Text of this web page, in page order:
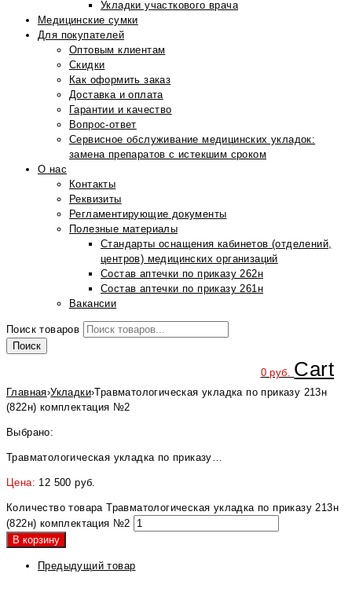
Укладки участкового врача
Медицинские сумки
Для покупателей
Оптовым клиентам
Скидки
Как оформить заказ
Доставка и оплата
Гарантии и качество
Вопрос-ответ
Сервисное обслуживание медицинских укладок:
замена препаратов с истекшим сроком
О нас
Контакты
Реквизиты
Регламентирующие документы
Полезные материалы
Стандарты оснащения кабинетов (отделений,
центров) медицинских организаций
Состав аптечки по приказу 262н
Состав аптечки по приказу 261н
Вакансии
Поиск товаров
Поиск
0руб. Cart
Главная›Укладки›Травматологическая укладка по приказу 213н
(822н) комплектация №2
Выбрано:
Травматологическая укладка по приказу…
Цена: 12 500 руб.
Количество товара Травматологическая укладка по приказу 213н
(822н) комплектация №2
В корзину
Предыдущий товар